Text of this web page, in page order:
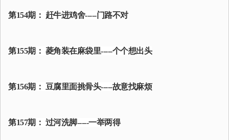
第154期： 赶牛进鸡舍-----门路不对
第155期： 菱角装在麻袋里-----个个想出头
第156期： 豆腐里面挑骨头-----故意找麻烦
第157期： 过河洗脚-----一举两得